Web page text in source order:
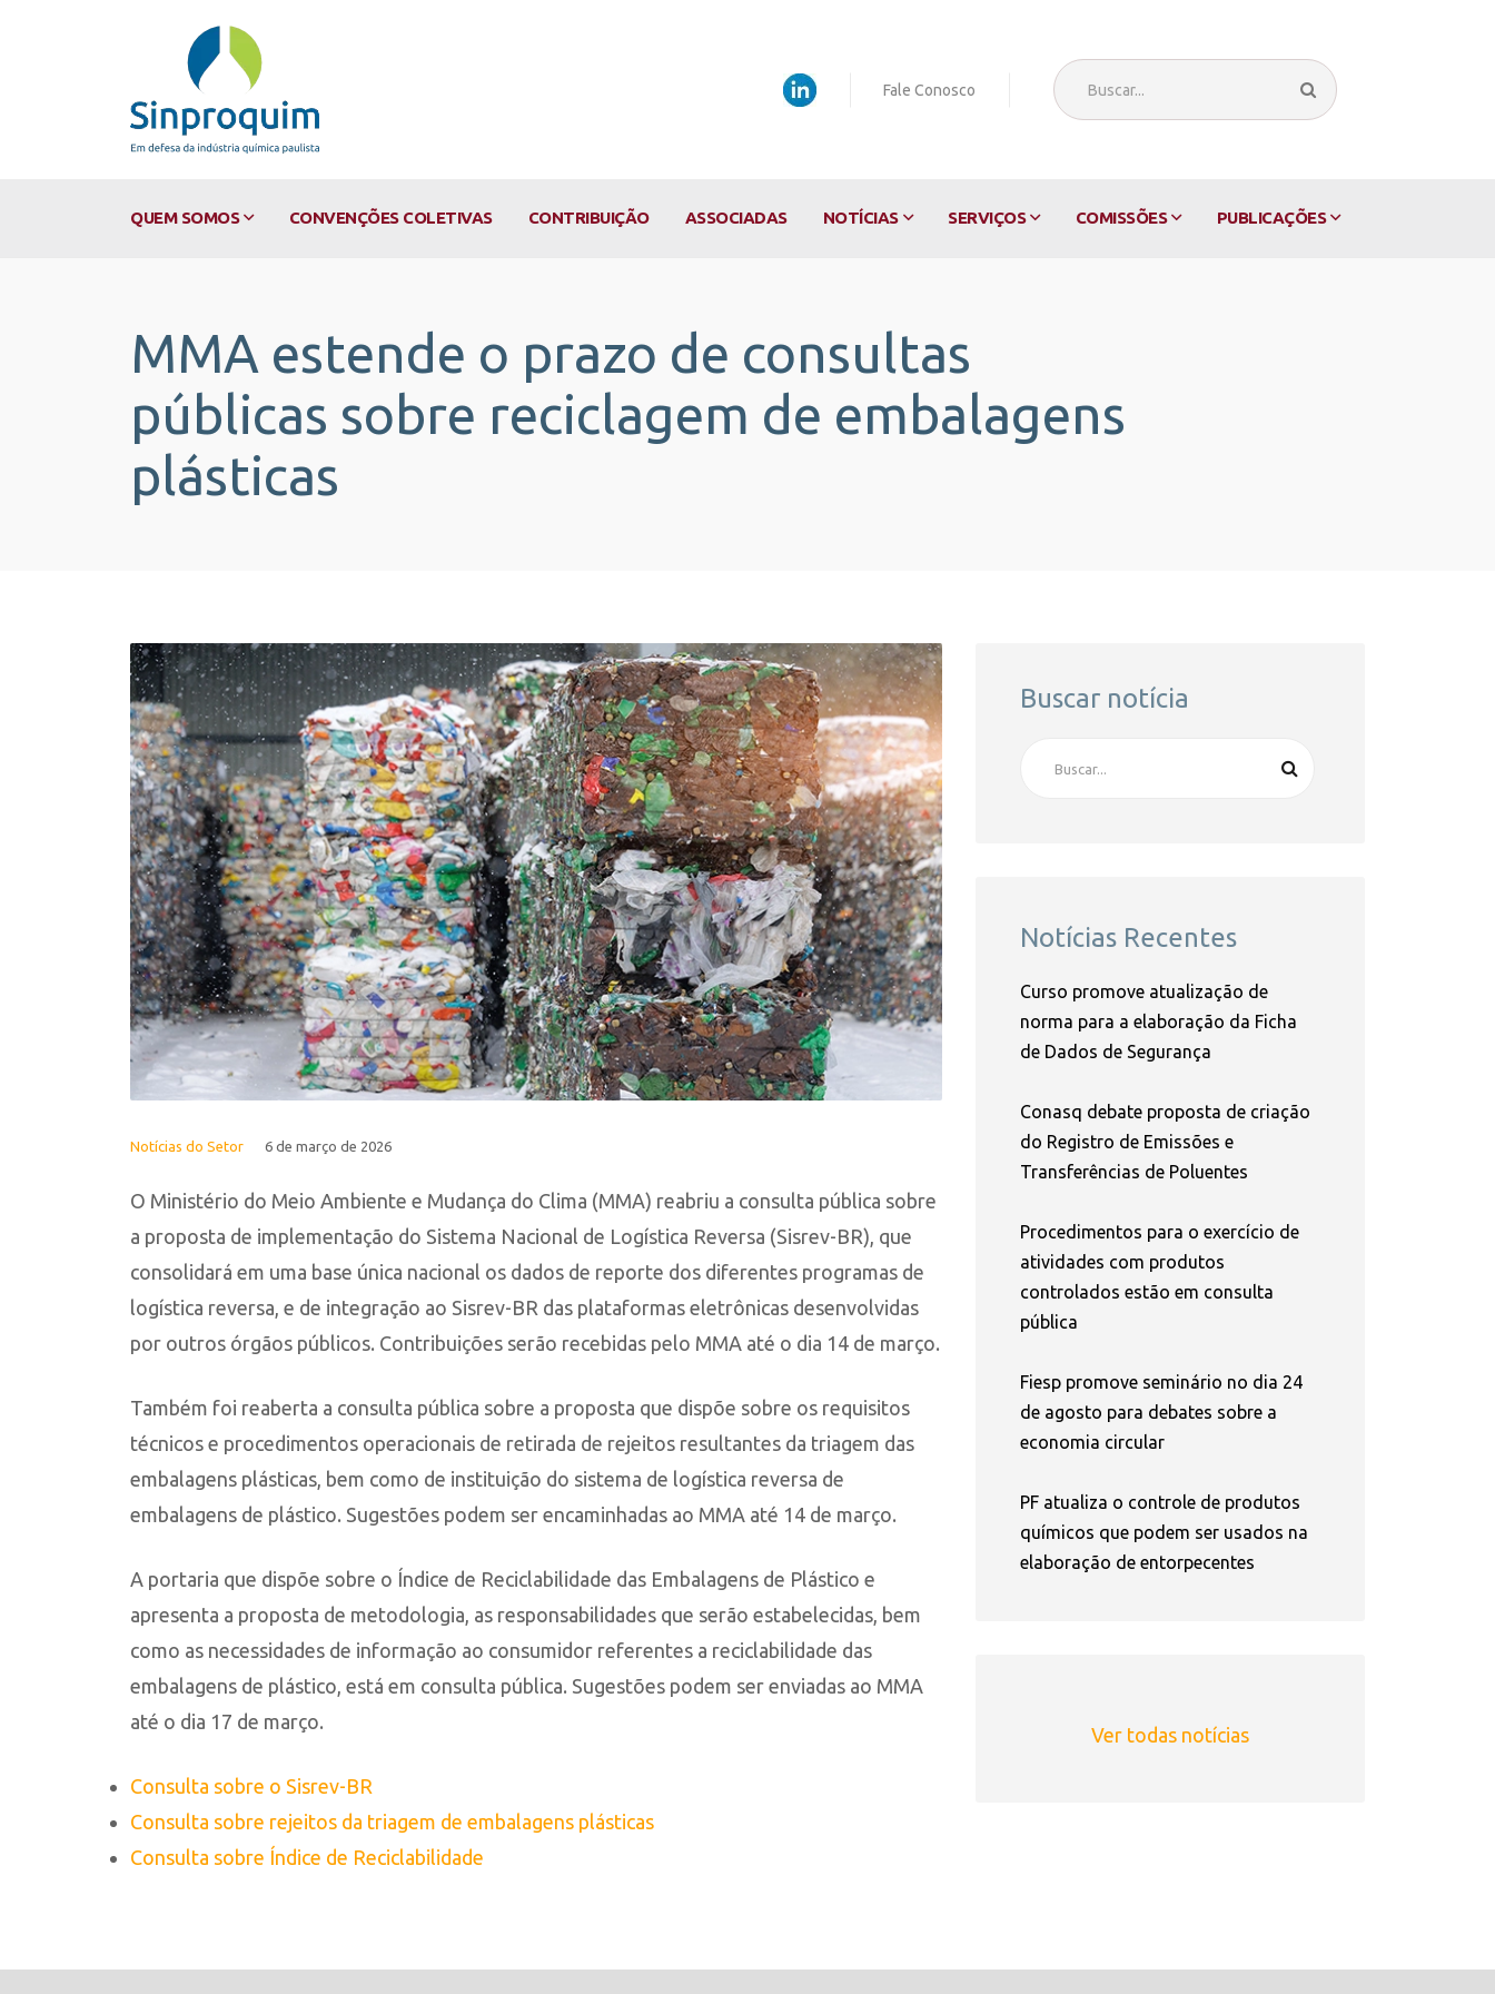
Fale Conosco
QUEM SOMOS CONVENÇÕES COLETIVAS CONTRIBUIÇÃO ASSOCIADAS NOTÍCIAS SERVIÇOS COMISSÕES PUBLICAÇÕES
MMA estende o prazo de consultas
públicas sobre reciclagem de embalagens
plásticas
Notícias do Setor 6 de março de 2026
O Ministério do Meio Ambiente e Mudança do Clima (MMA) reabriu a consulta pública sobre
a proposta de implementação do Sistema Nacional de Logística Reversa (Sisrev-BR), que
consolidará em uma base única nacional os dados de reporte dos diferentes programas de
logística reversa, e de integração ao Sisrev-BR das plataformas eletrônicas desenvolvidas
por outros órgãos públicos. Contribuições serão recebidas pelo MMA até o dia 14 de março.
Também foi reaberta a consulta pública sobre a proposta que dispõe sobre os requisitos
técnicos e procedimentos operacionais de retirada de rejeitos resultantes da triagem das
embalagens plásticas, bem como de instituição do sistema de logística reversa de
embalagens de plástico. Sugestões podem ser encaminhadas ao MMA até 14 de março.
A portaria que dispõe sobre o Índice de Reciclabilidade das Embalagens de Plástico e
apresenta a proposta de metodologia, as responsabilidades que serão estabelecidas, bem
como as necessidades de informação ao consumidor referentes a reciclabilidade das
embalagens de plástico, está em consulta pública. Sugestões podem ser enviadas ao MMA
até o dia 17 de março.
Consulta sobre o Sisrev-BR
Consulta sobre rejeitos da triagem de embalagens plásticas
Consulta sobre Índice de Reciclabilidade
Buscar notícia
Notícias Recentes
Curso promove atualização de
norma para a elaboração da Ficha
de Dados de Segurança
Conasq debate proposta de criação
do Registro de Emissões e
Transferências de Poluentes
Procedimentos para o exercício de
atividades com produtos
controlados estão em consulta
pública
Fiesp promove seminário no dia 24
de agosto para debates sobre a
economia circular
PF atualiza o controle de produtos
químicos que podem ser usados na
elaboração de entorpecentes
Ver todas notícias